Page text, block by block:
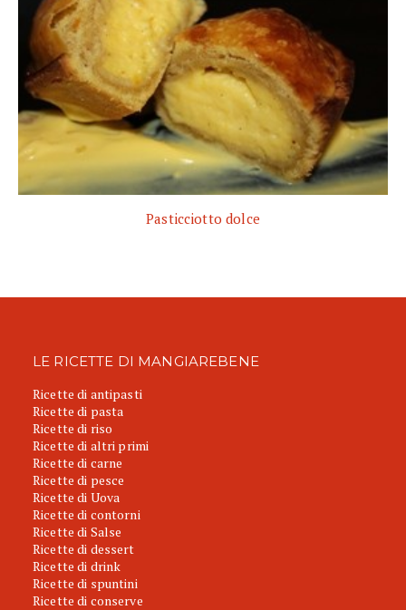
Pasticciotto dolce
LE RICETTE DI MANGIAREBENE
Ricette di antipasti
Ricette di pasta
Ricette di riso
Ricette di altri primi
Ricette di carne
Ricette di pesce
Ricette di Uova
Ricette di contorni
Ricette di Salse
Ricette di dessert
Ricette di drink
Ricette di spuntini
Ricette di conserve